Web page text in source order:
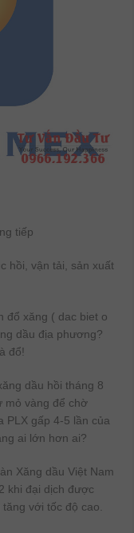
tiếp
hồi, vận tải, sản xuất
đổ xăng ( dac biet o
dầu địa phương?
đổ!
dầu hồi tháng 8
mỏ vàng để chờ
PLX gấp 4-5 lần của
ai lớn hơn ai?
Xăng dầu Việt Nam
khi đại dịch được
với tốc độ cao.